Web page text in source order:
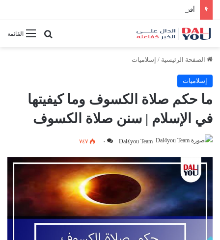
أفضل النصائح لإدارة الوقت بفعالية
القائمةبحث عن
الصفحة الرئيسية / إسلاميات
إسلاميات
ما حكم صلاة الكسوف وما كيفيتها
في الإسلام | سنن صلاة الكسوف
Dal٤you Team ٠ ٧٤٧